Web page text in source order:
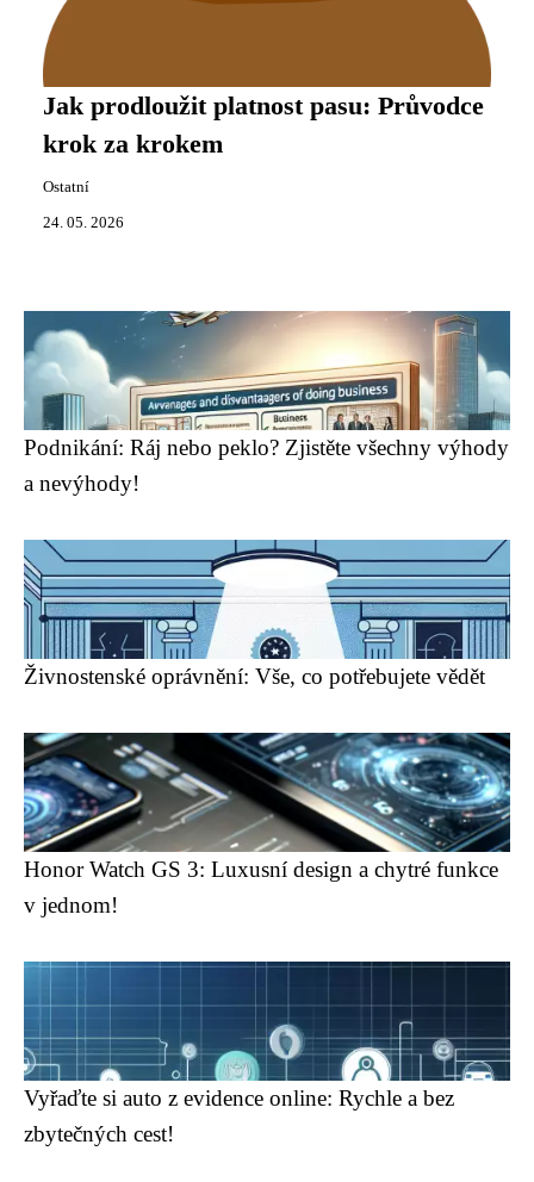
Jak prodloužit platnost pasu: Průvodce
krok za krokem
Ostatní
24. 05. 2026
Podnikání: Ráj nebo peklo? Zjistěte všechny výhody
a nevýhody!
Živnostenské oprávnění: Vše, co potřebujete vědět
Honor Watch GS 3: Luxusní design a chytré funkce
v jednom!
Vyřaďte si auto z evidence online: Rychle a bez
zbytečných cest!